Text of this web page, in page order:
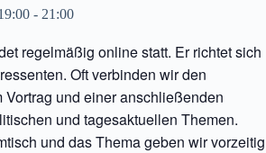
- 21:00
regelmäßig online statt. Er richtet sich
Oft verbinden wir den
Vortrag und einer anschließenden
und tagesaktuellen Themen.
und das Thema geben wir vorzeitig